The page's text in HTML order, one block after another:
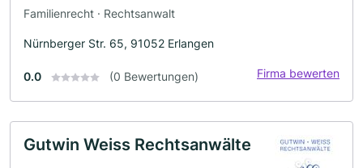
Familienrecht · Rechtsanwalt
Nürnberger Str. 65, 91052 Erlangen
0.0 (0 Bewertungen) Firma bewerten
Gutwin Weiss Rechtsanwälte